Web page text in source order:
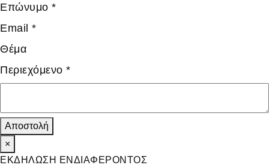
Επώνυμο *
Email *
Θέμα
Περιεχόμενο *
Αποστολή
×
ΕΚΔΗΛΩΣΗ ΕΝΔΙΑΦΕΡΟΝΤΟΣ